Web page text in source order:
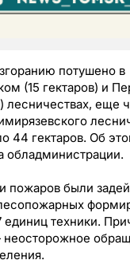
потушено в
(15 гектаров) и
лесничествах, еще
44 гектаров. Об
обладминистрации.
пожаров были
единиц техники.
неосторожное